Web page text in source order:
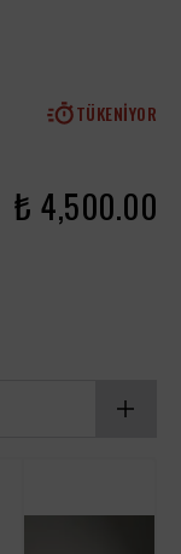
TÜKENIYOR
₺ 4,500.00